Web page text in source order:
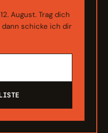
August. Trag dich
schicke ich dir